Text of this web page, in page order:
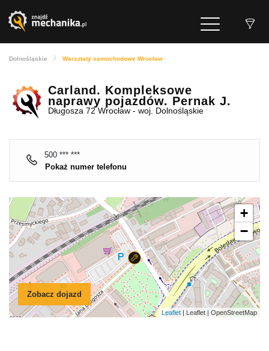
Dolnośląskie Warsztaty samochodowe Wrocław
Carland. Kompleksowe
naprawy pojazdów. Pernak J.
Długosza 72 Wrocław - woj. Dolnośląskie
500 *** ***
Pokaż numer telefonu
Zobacz dojazd
+
−
Leaflet | Leaflet | OpenStreetMap